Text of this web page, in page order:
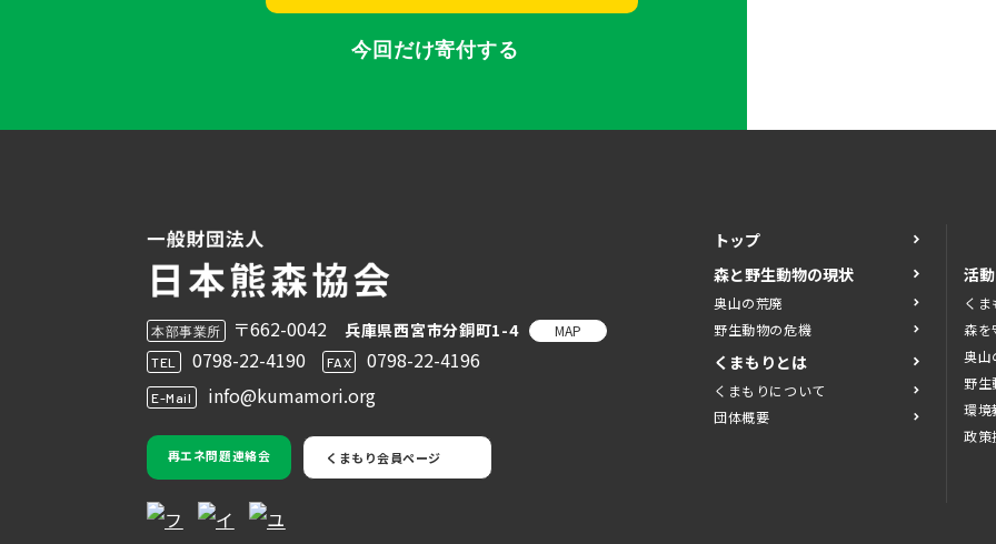
今回だけ寄付する
本部事業所 〒662-0042 兵庫県西宮市分銅町1-4 MAP
TEL 0798-22-4190 FAX 0798-22-4196
E-Mail info@kumamori.org
再エネ問題連絡会 くまもり会員ページ
トップ
森と野生動物の現状
奥山の荒廃
野生動物の危機
くまもりとは
くまもりについて
団体概要
活
く
森を
奥山
野生
環境
政策